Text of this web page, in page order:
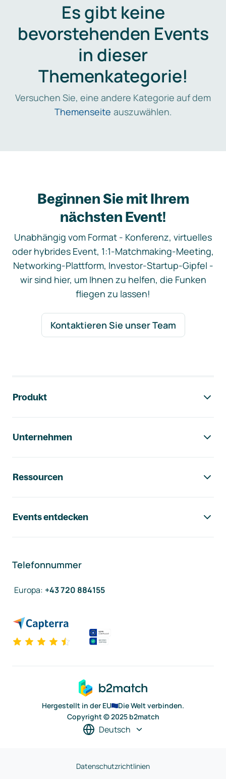
Es gibt keine
bevorstehenden Events
in dieser
Themenkategorie!
Versuchen Sie, eine andere Kategorie auf dem
Themenseite auszuwählen.
Beginnen Sie mit Ihrem
nächsten Event!
Unabhängig vom Format - Konferenz, virtuelles
oder hybrides Event, 1:1-Matchmaking-Meeting,
Networking-Plattform, Investor-Startup-Gipfel -
wir sind hier, um Ihnen zu helfen, die Funken
fliegen zu lassen!
Kontaktieren Sie unser Team
Produkt
Unternehmen
Ressourcen
Events entdecken
Telefonnummer
Europa: +43 720 884155
Hergestellt in der EU
Die Welt verbinden.
Copyright © 2025 b2match
Deutsch
Datenschutzrichtlinien